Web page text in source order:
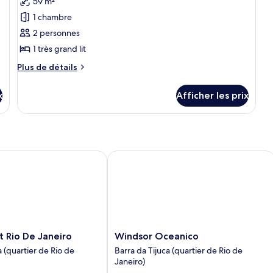
la
lagune
la
lagune
ce
type
de
chambre :
Suite,
grand
au
1 chambre
2 personnes
1 très grand lit
Plus de détails
Plus
Suite,
lit,
Afficher les prix
Rio De Janeiro
(quartier de Rio de
De Janeiro
Windsor
Oceanico
Barra
da
Windsor Oceanico
Barra da Tijuca (quartier de Rio de
Janeiro)
Windsor Oceanico